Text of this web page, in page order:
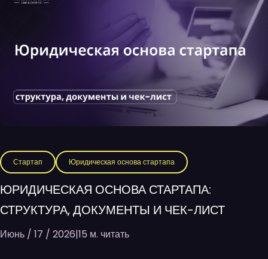
Стартап Юридическая основа стартапа
ЮРИДИЧЕСКАЯ ОСНОВА СТАРТАПА:
СТРУКТУРА, ДОКУМЕНТЫ И ЧЕК-ЛИСТ
Июнь / 17 / 2026|15 м. читать